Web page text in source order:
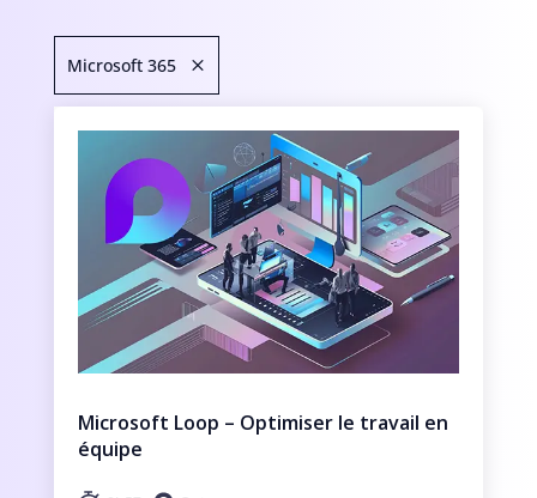
Microsoft 365
Microsoft Loop – Optimiser le travail en
équipe